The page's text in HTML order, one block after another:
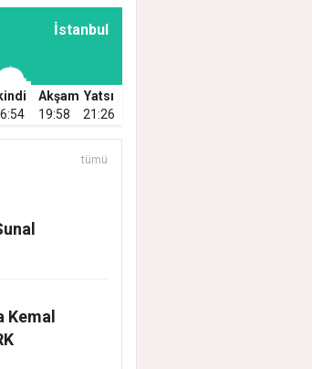
HERGÜN BAKIMDA
BAKIM VE İLAÇLAMA
SÜRÜYOR
İstanbul
Akşam Yatsı
19:58 21:26
tümü
Kemal